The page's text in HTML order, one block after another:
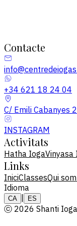
Contacte
+34 621 18 24 04
C/ Emili Cabanyes
INSTAGRAM
Activitats
Hatha IogaVinyasa
Links
IniciClassesQui som
Idioma
CA ES
ⓒ 2026 Shanti Ioga